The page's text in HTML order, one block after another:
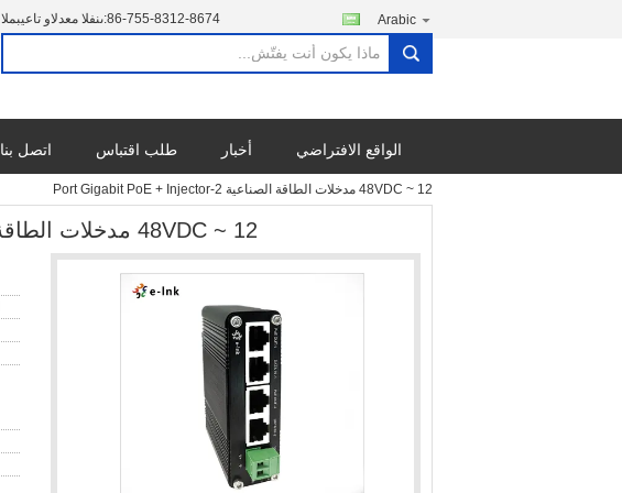
المبيعات والدعم الفنى:86-755-8312-8674 Arabic
search
اتصل بنا طلب اقتباس أخبار الواقع الافتراضي
12 ~ 48VDC مدخلات الطاقة الصناعية 2-Port Gigabit PoE + Injector
12 ~ 48VDC مدخلات الطاقة الصناعية 2-Port Gigabit PoE + Injector